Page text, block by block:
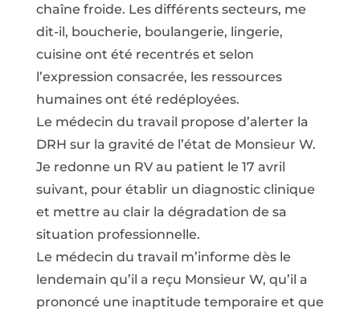
chaîne froide. Les différents secteurs, me
dit-il, boucherie, boulangerie, lingerie,
cuisine ont été recentrés et selon
l’expression consacrée, les ressources
humaines ont été redéployées.
Le médecin du travail propose d’alerter la
DRH sur la gravité de l’état de Monsieur W.
Je redonne un RV au patient le 17 avril
suivant, pour établir un diagnostic clinique
et mettre au clair la dégradation de sa
situation professionnelle.
Le médecin du travail m’informe dès le
lendemain qu’il a reçu Monsieur W, qu’il a
prononcé une inaptitude temporaire et que